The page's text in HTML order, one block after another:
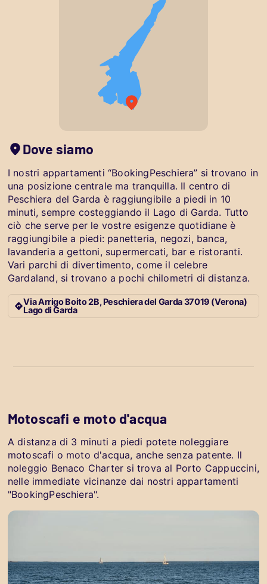
Dove siamo
I nostri appartamenti “BookingPeschiera” si trovano in
una posizione centrale ma tranquilla. Il centro di
Peschiera del Garda è raggiungibile a piedi in 10
minuti, sempre costeggiando il Lago di Garda. Tutto
ciò che serve per le vostre esigenze quotidiane è
raggiungibile a piedi: panetteria, negozi, banca,
lavanderia a gettoni, supermercati, bar e ristoranti.
Vari parchi di divertimento, come il celebre
Gardaland, si trovano a pochi chilometri di distanza.
Via Arrigo Boito 2B, Peschiera del Garda 37019 (Verona)
Lago di Garda
Motoscafi e moto d'acqua
A distanza di 3 minuti a piedi potete noleggiare
motoscafi o moto d'acqua, anche senza patente. Il
noleggio Benaco Charter si trova al Porto Cappuccini,
nelle immediate vicinanze dai nostri appartamenti
"BookingPeschiera".